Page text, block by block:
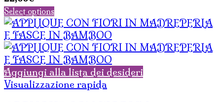
Select options
Aggiungi alla lista dei desideri
Visualizzazione rapida